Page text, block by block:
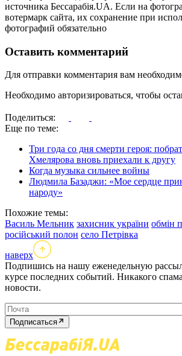
источника Бессарабія.UA. Если на
вотермарк сайта, их сохранение при
фотографий обязательно
Оставить комментарий
Для отправки комментария вам
Необходимо авторизироваться, чтобы
Поделиться:
Еще по теме:
Три года со дня смерти героя:
Хмелярова вновь приехали к другу
Когда музыка сильнее войны
Людмила Базаджи: «Мое сердце
народу»
Похожие темы:
Василь Мельник захисник україни обмін
російський полон село Петрівка
наверх
Подпишись на нашу еженедельную
курсе последних событий. Никакого
новости.
Подписаться